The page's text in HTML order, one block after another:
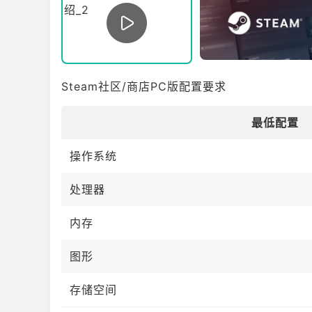
Steam社区/商店PC版配置要求
最低配置
操作系统
处理器
内存
图形
存储空间